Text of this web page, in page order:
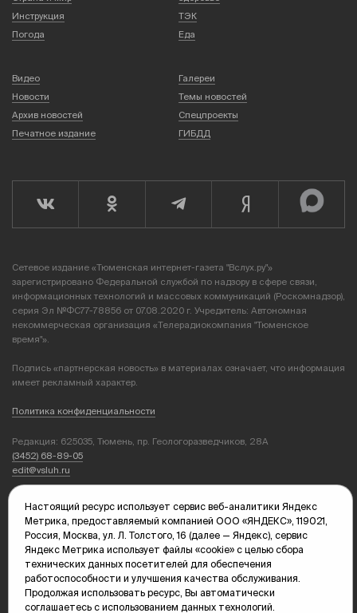
Инструкция
ТЭК
Погода
Еда
Видео
Галереи
Новости
Темы новостей
Архив новостей
Спецпроекты
Печатное издание
ГИБДД
Сетевое издание «Тюменская интернет-газета "Вслух.ру"»
зарегистрировано Федеральной службой по надзору в сфере связи,
информационных технологий и массовых коммуникаций (Роскомнадзор),
серия Эл №ФС77-78856 от 07.08.2020 г. Учредитель: Автономная
некоммерческая организация «Телерадиокомпания "Тюменское
время"».
Подпись «партнерская новость» в материалах означает, что информация
имеет рекламный характер.
Политика конфиденциальности
Редакция: 625035, Тюмень, пр. Геологоразведчиков, 28А
(3452) 68-89-05
edit@vsluh.ru
kika@vsluh.ru
По вопросам рекламы:
(3452) 68-89-78
kotovaev@sibinformburo.ru
mim@vsluh.ru
Настоящий ресурс использует сервис веб-аналитики Яндекс
Метрика, предоставляемый компанией ООО «ЯНДЕКС», 119021,
Россия, Москва, ул. Л. Толстого, 16 (далее — Яндекс), сервис
Яндекс Метрика использует файлы «cookie» с целью сбора
технических данных посетителей для обеспечения
работоспособности и улучшения качества обслуживания.
Продолжая использовать ресурс, Вы автоматически
соглашаетесь с использованием данных технологий.